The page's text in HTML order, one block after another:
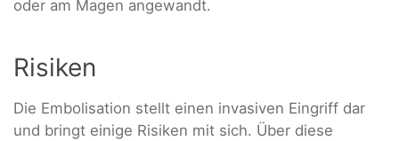
oder am Magen angewandt.
Risiken
Die Embolisation stellt einen invasiven Eingriff dar
und bringt einige Risiken mit sich. Über diese